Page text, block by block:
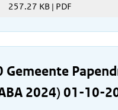
257.27 KB | PDF
Gemeente
2024) 01-10-